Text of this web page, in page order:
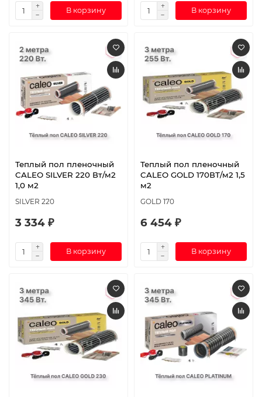
В корзину В корзину
Теплый пол пленочный
CALEO SILVER 220 Вт/м2
1,0 м2
SILVER 220
3 334 ₽
В корзину
Теплый пол пленочный
CALEO GOLD 170ВТ/м2 1,5
м2
GOLD 170
6 454 ₽
В корзину